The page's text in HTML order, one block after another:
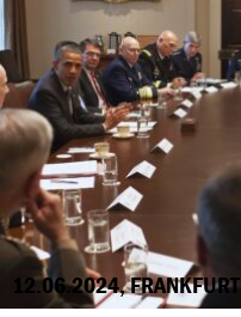
12.06.2024, FRANKFURT